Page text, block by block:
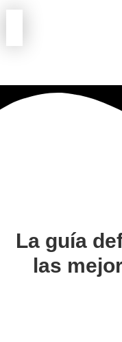
La guía
las